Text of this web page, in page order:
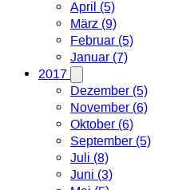
April (5)
März (9)
Februar (5)
Januar (7)
2017
Dezember (5)
November (6)
Oktober (6)
September (5)
Juli (8)
Juni (3)